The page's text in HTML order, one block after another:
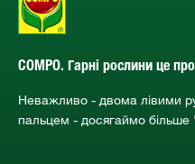
COMPO. Гарні рослини це
Неважливо - двома лівими
пальцем - досягаймо більше